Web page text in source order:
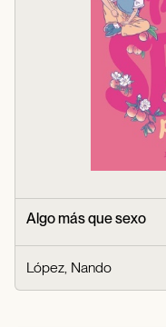
Algo más que sexo
López, Nando